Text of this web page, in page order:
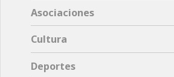
Asociaciones
Cultura
Deportes